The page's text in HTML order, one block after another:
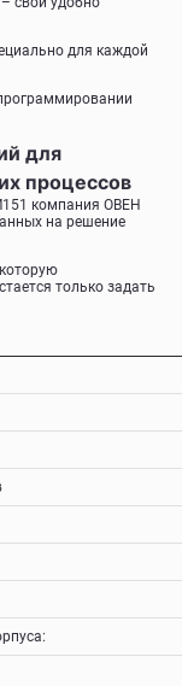
для каждой
для
процессов
компания ОВЕН
на решение
только задать